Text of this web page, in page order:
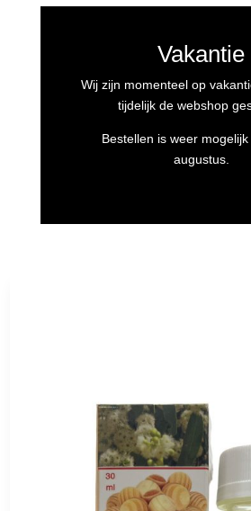
Vakantie
Wij zijn momenteel op
tijdelijk de webshop
Bestellen is weer
augustus.